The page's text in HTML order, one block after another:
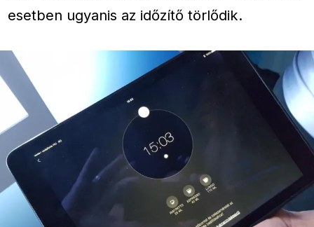
esetben ugyanis az időzítő törlődik.